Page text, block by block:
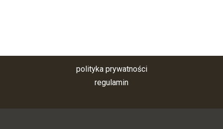
polityka prywatności
regulamin